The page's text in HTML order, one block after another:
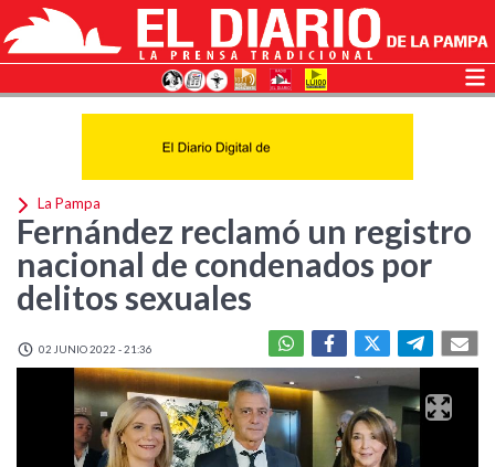
La Pampa
Fernández reclamó un registro
nacional de condenados por
delitos sexuales
02 JUNIO 2022 - 21:36